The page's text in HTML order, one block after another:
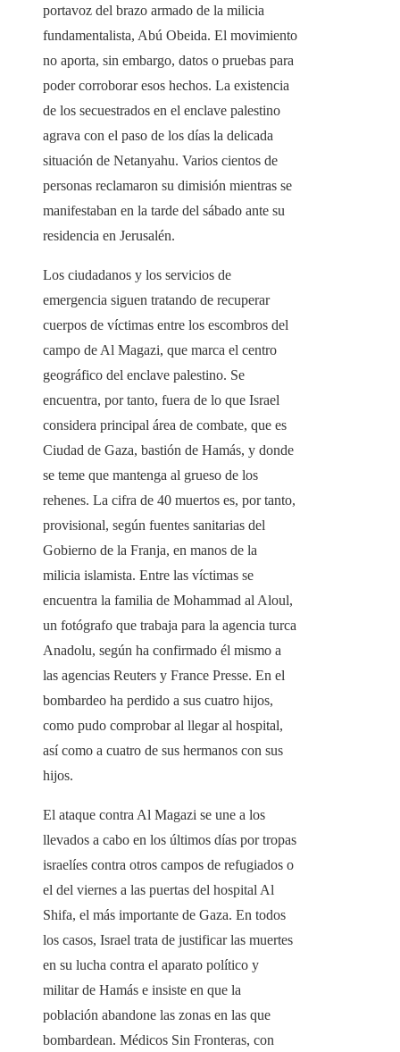
portavoz del brazo armado de la milicia
fundamentalista, Abú Obeida. El movimiento
no aporta, sin embargo, datos o pruebas para
poder corroborar esos hechos. La existencia
de los secuestrados en el enclave palestino
agrava con el paso de los días la delicada
situación de Netanyahu. Varios cientos de
personas reclamaron su dimisión mientras se
manifestaban en la tarde del sábado ante su
residencia en Jerusalén.
Los ciudadanos y los servicios de
emergencia siguen tratando de recuperar
cuerpos de víctimas entre los escombros del
campo de Al Magazi, que marca el centro
geográfico del enclave palestino. Se
encuentra, por tanto, fuera de lo que Israel
considera principal área de combate, que es
Ciudad de Gaza, bastión de Hamás, y donde
se teme que mantenga al grueso de los
rehenes. La cifra de 40 muertos es, por tanto,
provisional, según fuentes sanitarias del
Gobierno de la Franja, en manos de la
milicia islamista. Entre las víctimas se
encuentra la familia de Mohammad al Aloul,
un fotógrafo que trabaja para la agencia turca
Anadolu, según ha confirmado él mismo a
las agencias Reuters y France Presse. En el
bombardeo ha perdido a sus cuatro hijos,
como pudo comprobar al llegar al hospital,
así como a cuatro de sus hermanos con sus
hijos.
El ataque contra Al Magazi se une a los
llevados a cabo en los últimos días por tropas
israelíes contra otros campos de refugiados o
el del viernes a las puertas del hospital Al
Shifa, el más importante de Gaza. En todos
los casos, Israel trata de justificar las muertes
en su lucha contra el aparato político y
militar de Hamás e insiste en que la
población abandone las zonas en las que
bombardean. Médicos Sin Fronteras, con